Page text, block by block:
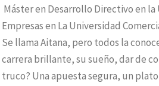
Máster en Desarrollo Directivo en
Empresas en La Universidad
Se llama Aitana, pero todos la
carrera brillante, su sueño, dar de
truco? Una apuesta segura, un